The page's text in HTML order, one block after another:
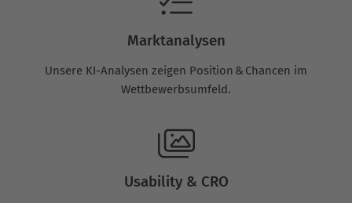
Marktanalysen
Unsere KI-Analysen zeigen Position & Chancen im
Wettbewerbsumfeld.
Usability & CRO